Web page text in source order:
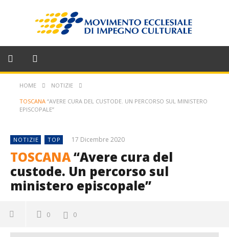
HOME NOTIZIE
TOSCANA “AVERE CURA DEL CUSTODE. UN PERCORSO SUL MINISTERO
EPISCOPALE”
NOTIZIE TOP 17 Dicembre 2020
TOSCANA“Avere cura del
custode. Un percorso sul
ministero episcopale”
0 0